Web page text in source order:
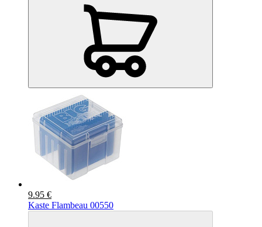
9.95 €
Kaste Flambeau 00550